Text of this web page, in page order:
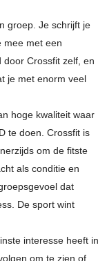
groep. Je schrijft je
mee met een
door Crossfit zelf, en
je met enorm veel
hoge kwaliteit waar
te doen. Crossfit is
om de fitste
als conditie en
dat
De sport wint
interesse heeft in
om te zien of